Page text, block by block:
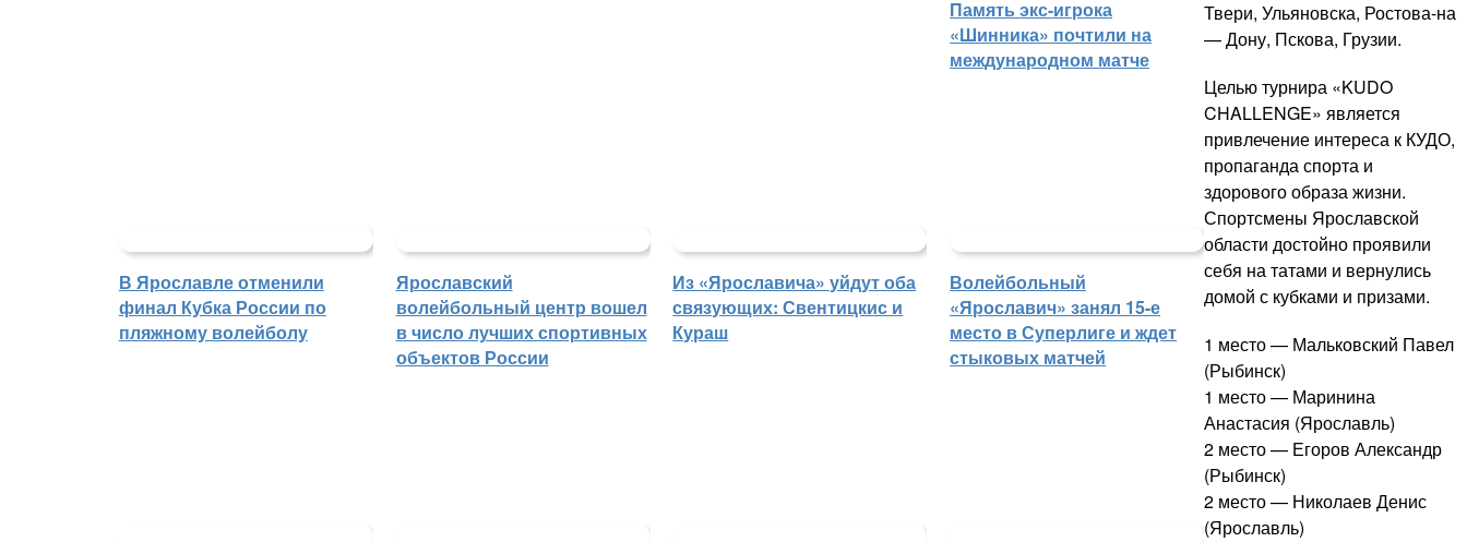
Память экс-игрока
«Шинника» почтили на
международном матче
В Ярославле отменили
финал Кубка России по
пляжному волейболу
Ярославский
волейбольный центр вошел
в число лучших спортивных
объектов России
Из «Ярославича» уйдут оба
связующих: Свентицкис и
Кураш
Волейбольный
«Ярославич» занял 15-е
место в Суперлиге и ждет
стыковых матчей
Твери, Ульяновска, Ростова-на
— Дону, Пскова, Грузии.
Целью турнира «KUDO
CHALLENGE» является
привлечение интереса к КУДО,
пропаганда спорта и
здорового образа жизни.
Спортсмены Ярославской
области достойно проявили
себя на татами и вернулись
домой с кубками и призами.
1 место — Мальковский Павел
(Рыбинск)
1 место — Маринина
Анастасия (Ярославль)
2 место — Егоров Александр
(Рыбинск)
2 место — Николаев Денис
(Ярославль)